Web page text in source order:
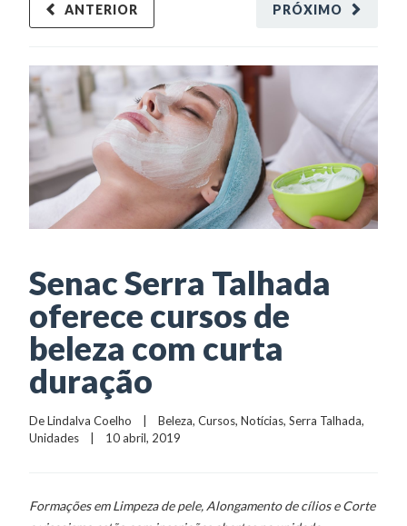
PRÓXIMO
ANTERIOR
Senac Serra Talhada
oferece cursos de
beleza com curta
duração
De Lindalva Coelho
    |
Beleza, Cursos, Notícias, Serra Talhada
Unidades
    |    10 abril, 2019
Formações em Limpeza de pele, Alongamento de cílios e Corte